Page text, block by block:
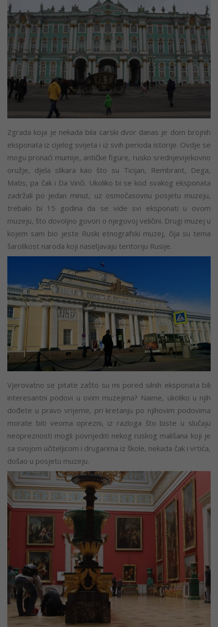
Zgrada koja je nekada bila carski dvor danas je dom brojnih
eksponata iz cijelog svijeta i iz svih perioda istorije. Ovdje se
mogu pronaći mumije, antičke figure, rusko srednjevijekovno
oružje, djela slikara kao što su Ticijan, Rembrant, Dega,
Matis, pa čak i Da Vinči. Ukoliko bi se kod svakog eksponata
zadržali po jedan minut, uz osmočasovnu posjetu muzeju,
trebalo bi 15 godina da se vide svi eksponati u ovom
muzeju, što dovoljno govori o njegovoj veličini. Drugi muzej u
kojem sam bio jeste Ruski etnografski muzej, čija su tema
šarolikost naroda koji naseljavaju teritoriju Rusije.
Vjerovatno se pitate zašto su mi pored silnih eksponata bili
interesantni podovi u ovim muzejima? Naime, ukoliko u njih
dođete u pravo vrijeme, pri kretanju po njihovim podovima
morate biti veoma oprezni, iz razloga što biste u slučaju
neopreznosti mogli povrijediti nekog ruskog mališana koji je
sa svojom učiteljicom i drugarima iz škole, nekada čak i vrtića,
došao u posjetu muzeju.